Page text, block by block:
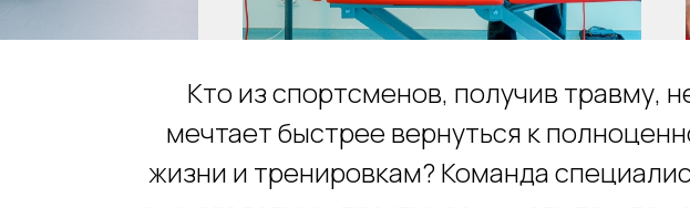
Кто из спортсменов, получив травму,
мечтает быстрее вернуться к
жизни и тренировкам? Команда